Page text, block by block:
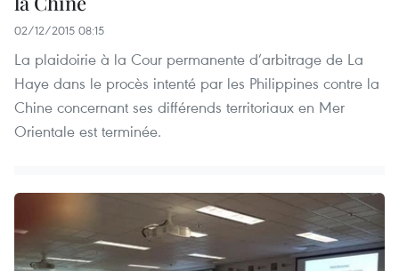
02/12/2015 08:15
La plaidoirie à la Cour permanente d’arbitrage de La
Haye​ dans le procès intenté par les Philippines ​contre la
Chine ​concernant ​ses ​différends territoriaux en Mer
Orientale est terminée.